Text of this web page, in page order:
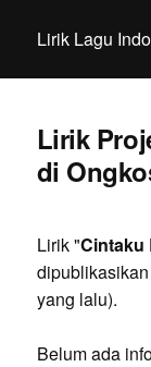
Lirik Lagu
Lirik
di
Lirik "Cintaku
yang lalu).
Belum ada